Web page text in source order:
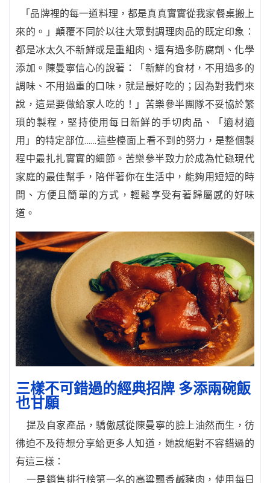
「品牌裡的每一道料理，都是真真實實從我家餐桌搬上
來的。」顛覆不同於以往大眾對調理肉品的既定印象：
都是冰太久不新鮮或是重組肉、還有過多防腐劑、化學
添加。陳曼寧信心的說著：「新鮮的食材，不用過多的
調味、不用過重的口味，就是最好吃的；因為對我們來
說，這是要做給家人吃的！」苦樂參半團隊不妥協於繁
瑣的製程，堅持使用每日新鮮的手切肉品、「適材適
用」的特定部位……這些檯面上看不到的努力，是整個製
程中最扎扎實實的細節。苦樂參半致力於成為忙碌現代
家庭的最佳幫手，陪伴著你在生活中，能夠用短短的時
間、方便且簡單的方式，輕鬆享受有著歸屬感的好味
道。
三樣不可錯過的經典招牌 多添兩碗飯
也甘願
提及自家產品，驕傲感從陳曼寧的臉上油然而生，彷
彿迫不及待想分享給更多人知道，她說絕對不容錯過的
有這三樣：
一是銷售排行榜第一名的高粱飄香鹹豬肉，使用每日